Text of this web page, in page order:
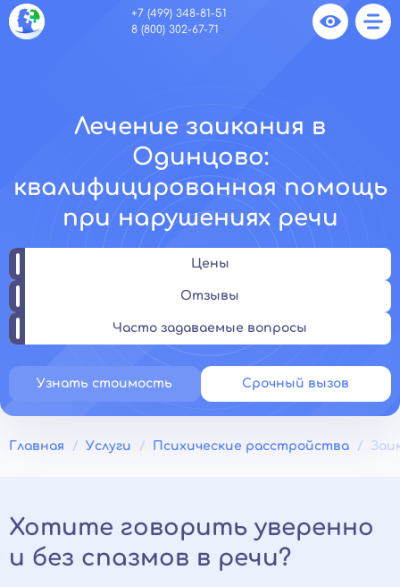
+7 (499) 348-81-51
8 (800) 302-67-71
Лечение заикания в
Одинцово:
квалифицированная помощь
при нарушениях речи
Цены
Отзывы
Часто задаваемые вопросы
Узнать стоимость Срочный вызов
Главная Услуги Психические расстройства
Хотите говорить уверенно
и без спазмов в речи?